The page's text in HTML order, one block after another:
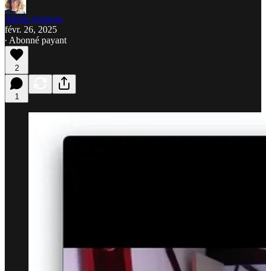
Alexis Arragon
févr. 26, 2025
∙ Abonné payant
2
1